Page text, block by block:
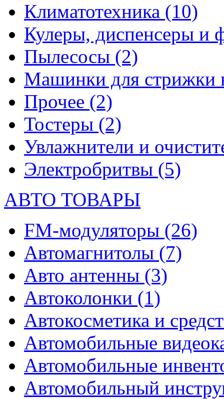
Климатотехника (10)
Кулеры, диспенсеры и
Пылесосы (2)
Машинки для стрижки
Прочее (2)
Тостеры (2)
Увлажнители и
Электробритвы (5)
АВТО ТОВАРЫ
FM-модуляторы (26)
Автомагнитолы (7)
Авто антенны (3)
Автоколонки (1)
Автокосметика и
Автомобильные
Автомобильные
Автомобильный